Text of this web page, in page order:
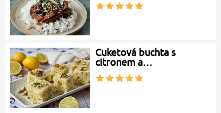
Cuketová buchta s
citronem a…